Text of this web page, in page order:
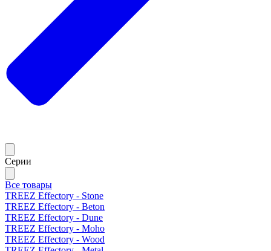
Серии
Все товары
TREEZ Effectory - Stone
TREEZ Effectory - Beton
TREEZ Effectory - Dune
TREEZ Effectory - Moho
TREEZ Effectory - Wood